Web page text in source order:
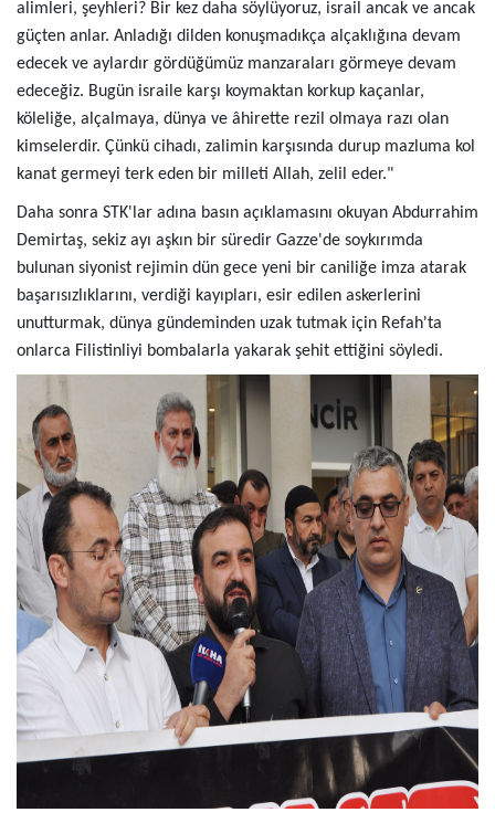
alimleri, şeyhleri? Bir kez daha söylüyoruz, israil ancak ve ancak
güçten anlar. Anladığı dilden konuşmadıkça alçaklığına devam
edecek ve aylardır gördüğümüz manzaraları görmeye devam
edeceğiz. Bugün israile karşı koymaktan korkup kaçanlar,
köleliğe, alçalmaya, dünya ve âhirette rezil olmaya razı olan
kimselerdir. Çünkü cihadı, zalimin karşısında durup mazluma kol
kanat germeyi terk eden bir milleti Allah, zelil eder."
Daha sonra STK'lar adına basın açıklamasını okuyan Abdurrahim
Demirtaş, sekiz ayı aşkın bir süredir Gazze'de soykırımda
bulunan siyonist rejimin dün gece yeni bir caniliğe imza atarak
başarısızlıklarını, verdiği kayıpları, esir edilen askerlerini
unutturmak, dünya gündeminden uzak tutmak için Refah'ta
onlarca Filistinliyi bombalarla yakarak şehit ettiğini söyledi.